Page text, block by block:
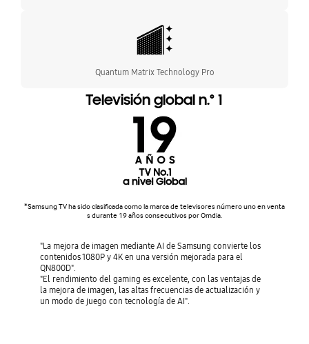
Quantum Matrix Technology Pro
Televisión global n.º 1
*Samsung TV ha sido clasificada como la marca de televisores número uno en venta
s durante 19 años consecutivos por Omdia.
"La mejora de imagen mediante AI de Samsung convierte los
contenidos 1080P y 4K en una versión mejorada para el
QN800D".
"El rendimiento del gaming es excelente, con las ventajas de
la mejora de imagen, las altas frecuencias de actualización y
un modo de juego con tecnología de AI".